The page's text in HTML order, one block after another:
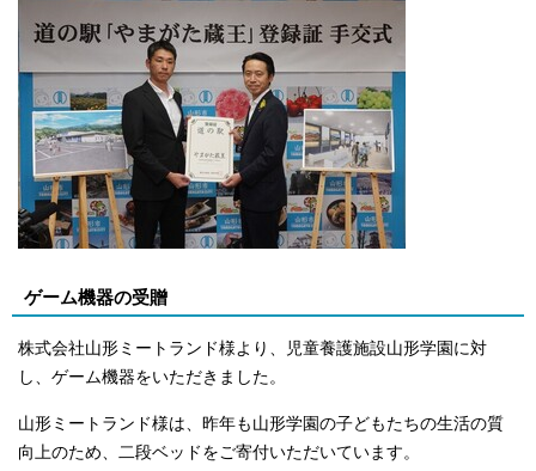
ゲーム機器の受贈
株式会社山形ミートランド様より、児童養護施設山形学園に対
し、ゲーム機器をいただきました。
山形ミートランド様は、昨年も山形学園の子どもたちの生活の質
向上のため、二段ベッドをご寄付いただいています。